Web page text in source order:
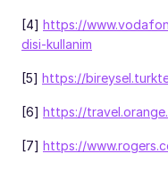
[4] https://
disi-kullanim
[5] https://
[6] https://
[7] https://